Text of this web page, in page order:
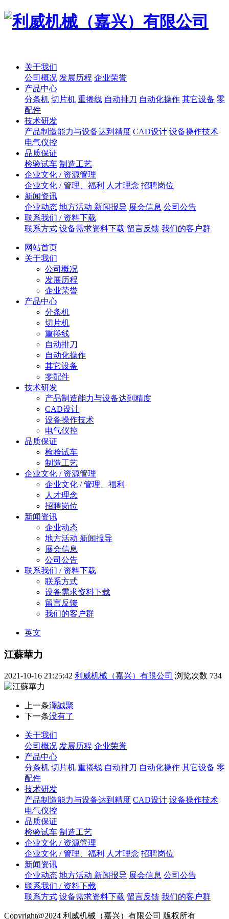
关于我们
公司概况 发展历程 企业荣誉
产品中心
分条机 切片机 重捲线 自动排刀 自动化操作 其它设备 零
配件
技术研发
产品制造能力与设备达到精度 CAD设计 设备操作技术
电气仪控
品质保证
检验试车 制造工艺
企业文化 / 资源管理
企业文化 / 管理、福利
人才理念 招聘岗位
新闻资讯
企业动态 地方活动 新闻报导 展会信息 公司公告
联系我们 / 资料下载
联系方式 设备需求资料下载 留言反馈 我们的客户群
网站首页
关于我们
公司概况
发展历程
企业荣誉
产品中心
分条机
切片机
重捲线
自动排刀
自动化操作
其它设备
零配件
技术研发
产品制造能力与设备达到精度
CAD设计
设备操作技术
电气仪控
品质保证
检验试车
制造工艺
企业文化 / 资源管理
企业文化 / 管理、福利
人才理念
招聘岗位
新闻资讯
企业动态
地方活动 新闻报导
展会信息
公司公告
联系我们 / 资料下载
联系方式
设备需求资料下载
留言反馈
我们的客户群
英文
江蘇華力
2021-10-16 21:25:42 利威机械（嘉兴）有限公司 浏览次数 734
上一条澤誠聚
下一条没有了
关于我们
公司概况 发展历程 企业荣誉
产品中心
分条机 切片机 重捲线 自动排刀 自动化操作 其它设备 零
配件
技术研发
产品制造能力与设备达到精度 CAD设计 设备操作技术
电气仪控
品质保证
检验试车 制造工艺
企业文化 / 资源管理
企业文化 / 管理、福利
人才理念 招聘岗位
新闻资讯
企业动态 地方活动 新闻报导 展会信息 公司公告
联系我们 / 资料下载
联系方式 设备需求资料下载 留言反馈 我们的客户群
Copyright@2024 利威机械（嘉兴）有限公司 版权所有